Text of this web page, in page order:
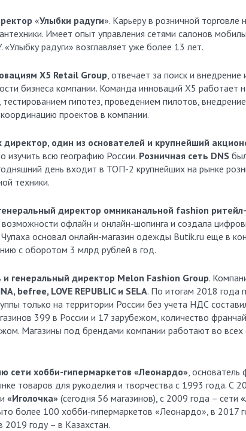
«Улыбки радуги». Карьеру в розничной торговле
Имеет опыт управления сетями салонов
«Улыбку радуги» возглавляет уже более 13 лет.
X5 Retail Group , отвечает за поиск и
бизнеса компании. Команда инноваций Х5 работает
гипотез, проведением пилотов,
проектов в компании.
директор, один из основателей и крупнейший
изучить всю географию России. Розничная сеть DNS
день входит в ТОП-2 крупнейших на рынке
техники.
директор омниканальной fashion
офлайн и онлайн-шопинга и создала
основал онлайн-магазин одежды Butik.ru еще в
с оборотом 3 млрд рублей в год.
и генеральный директор Melon Fashion Group.
befree, LOVE REPUBLIC и SELA. По итогам 2018 года
только на территории России без учета НДС
399 в России и 17 зарубежом, количество
Магазины под брендами компании работают во
сети хобби-гипермаркетов «Леонардо» ,
товаров для рукоделия и творчества с 1993 года. С
«Иголочка» (сегодня 56 магазинов), с 2009 года – сети
более 100 хобби-гипермаркетов «Леонардо», в 2017
2019 году – в Казахстан.